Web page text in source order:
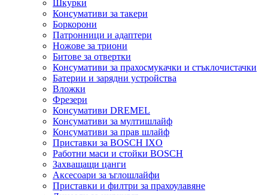
Шкурки
Консумативи за такери
Боркорони
Патронници и адаптери
Ножове за триони
Битове за отвертки
Консумативи за прахосмукачки и стъклочистачки
Батерии и зарядни устройства
Вложки
Фрезери
Консумативи DREMEL
Консумативи за мултишлайф
Консумативи за прав шлайф
Приставки за BOSCH IXO
Работни маси и стойки BOSCH
Захващащи цанги
Аксесоари за ъглошлайфи
Приставки и филтри за прахоулавяне